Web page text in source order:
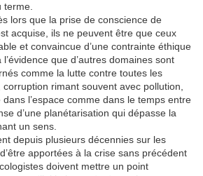
terme.
lors que la prise de conscience de
acquise, ils ne peuvent être que ceux
et convaincue d’une contrainte éthique
que d’autres domaines sont
comme la lutte contre toutes les
rimant souvent avec pollution,
l’espace comme dans le temps entre
d’une planétarisation qui dépasse la
un sens.
depuis plusieurs décennies sur les
apportées à la crise sans précédent
doivent mettre un point